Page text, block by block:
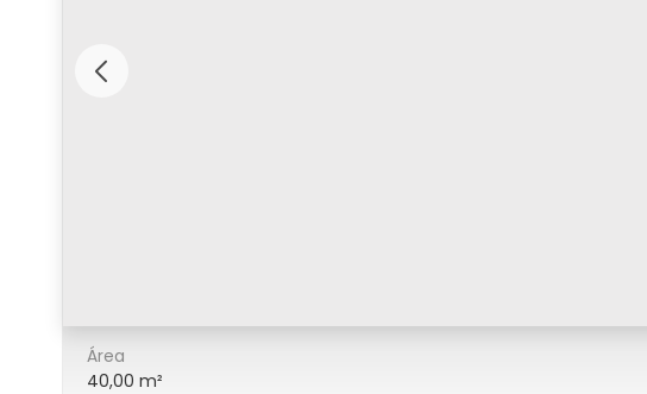
Área
40,00 m²